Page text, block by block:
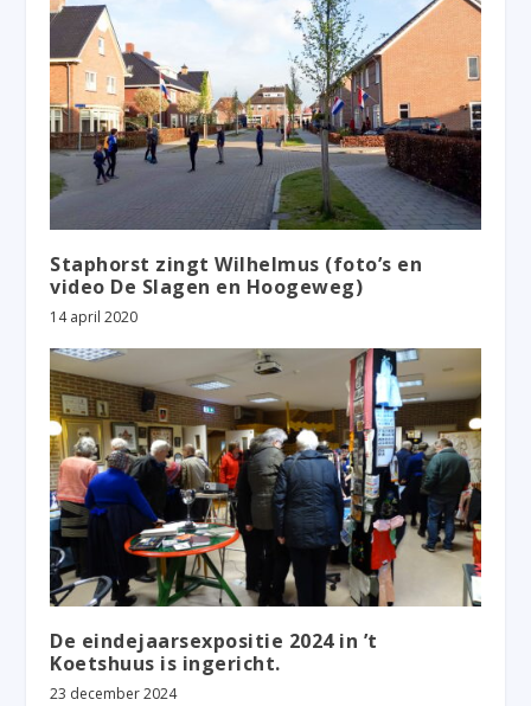
Staphorst zingt Wilhelmus (foto’s en
video De Slagen en Hoogeweg)
14 april 2020
De eindejaarsexpositie 2024 in ’t
Koetshuus is ingericht.
23 december 2024